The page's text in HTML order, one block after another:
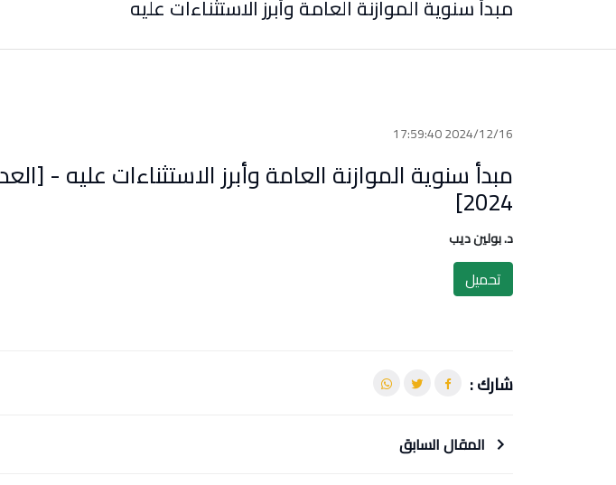
مبدأ سنوية الموازنة العامة وأبرز الاستثناءات عليه
2024/12/16 17:59:40
2024]
د. بولين ديب
تحميل
شارك :
المقال السابق